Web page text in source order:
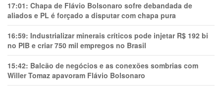
17:01: Chapa de Flávio Bolsonaro sofre debandada de
aliados e PL é forçado a disputar com chapa pura
16:59: Industrializar minerais críticos pode injetar R$ 192 bi
no PIB e criar 750 mil empregos no Brasil
15:42: Balcão de negócios e as conexões sombrias com
Willer Tomaz apavoram Flávio Bolsonaro